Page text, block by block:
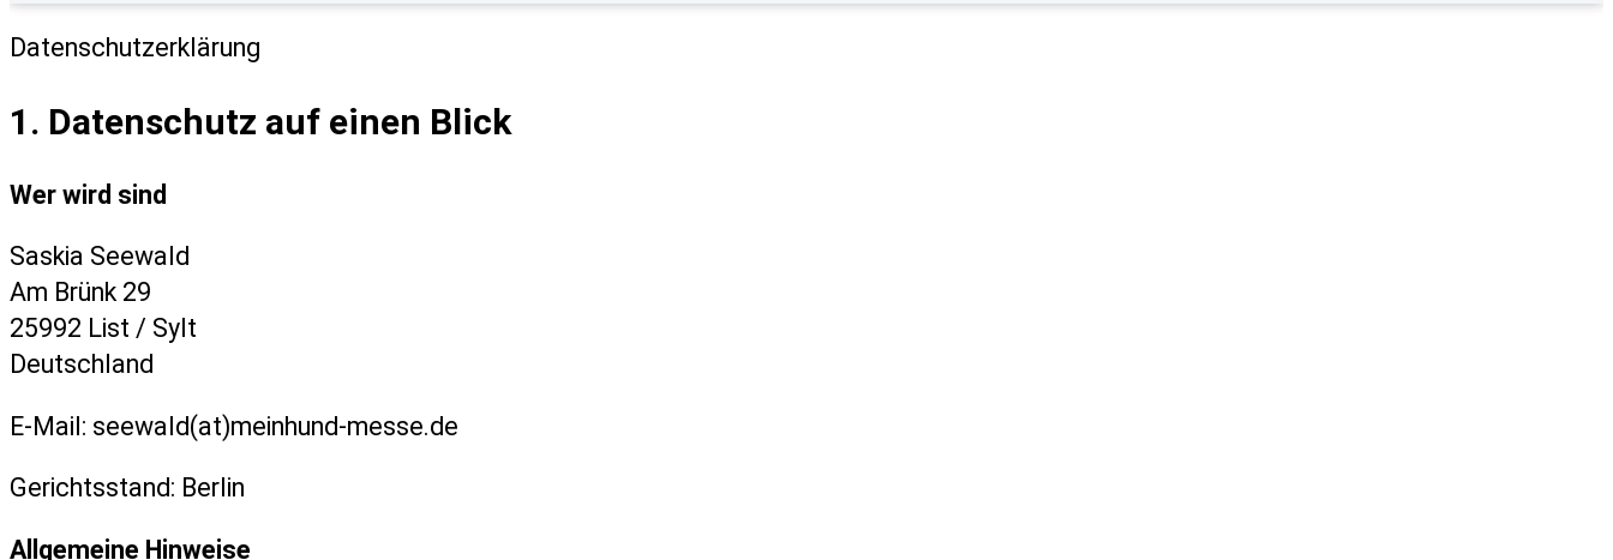
Datenschutzerklärung
1. Datenschutz auf einen Blick
Wer wird sind
Saskia Seewald
Am Brünk 29
25992 List / Sylt
Deutschland
E-Mail: seewald(at)meinhund-messe.de
Gerichtsstand: Berlin
Allgemeine Hinweise